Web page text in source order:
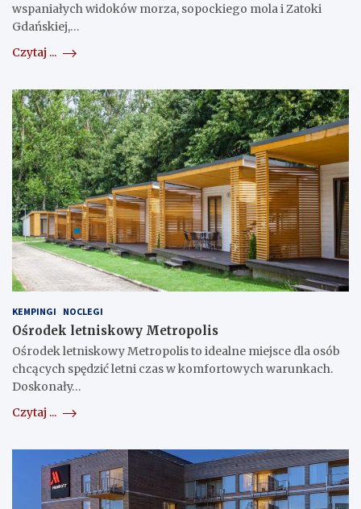
wspaniałych widoków morza, sopockiego mola i Zatoki
Gdańskiej,…
Czytaj ...
KEMPINGI NOCLEGI
Ośrodek letniskowy Metropolis
Ośrodek letniskowy Metropolis to idealne miejsce dla osób
chcących spędzić letni czas w komfortowych warunkach.
Doskonały…
Czytaj ...